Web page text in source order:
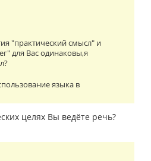
"практический смысл" и
для Вас одинаковы,я
языка в
целях Вы ведёте речь?